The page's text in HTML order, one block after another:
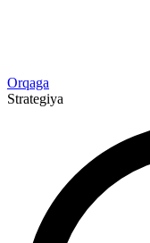
Orqaga
Strategiya